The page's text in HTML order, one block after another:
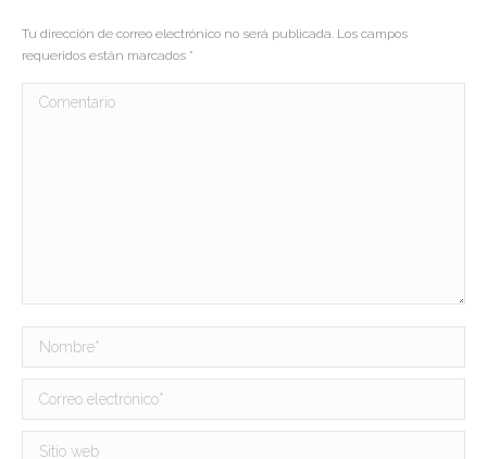
Tu dirección de correo electrónico no será publicada. Los campos
requeridos están marcados *
Comentario
Nombre *
Correo electrónico *
Sitio web